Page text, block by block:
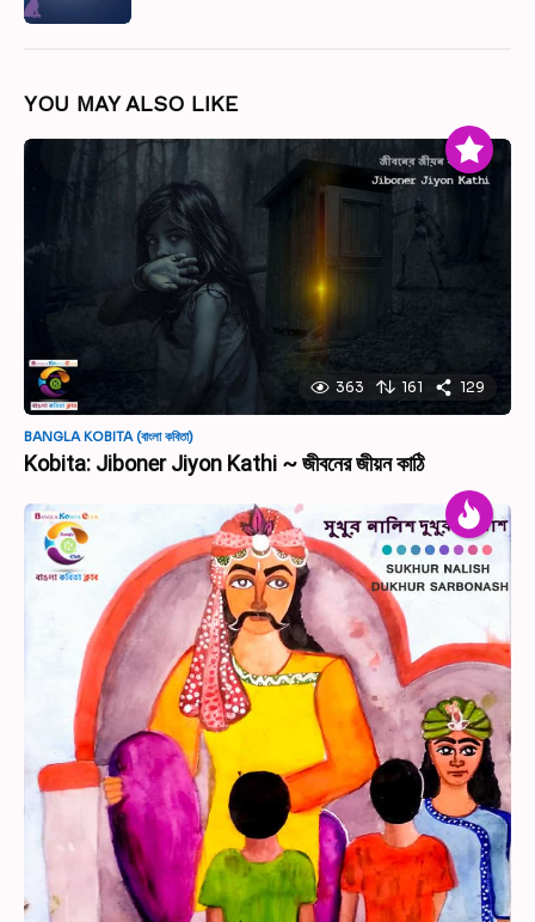
YOU MAY ALSO LIKE
363 161 129
BANGLA KOBITA (বাংলা কবিতা)
Kobita: Jiboner Jiyon Kathi ~ জীবনের জীয়ন কাঠি